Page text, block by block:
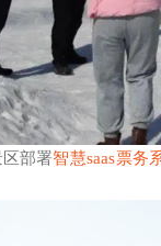
部署智慧saas票务